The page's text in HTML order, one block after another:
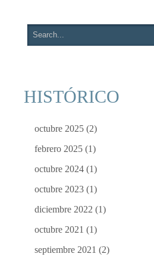
HISTÓRICO
octubre 2025 (2)
febrero 2025 (1)
octubre 2024 (1)
octubre 2023 (1)
diciembre 2022 (1)
octubre 2021 (1)
septiembre 2021 (2)